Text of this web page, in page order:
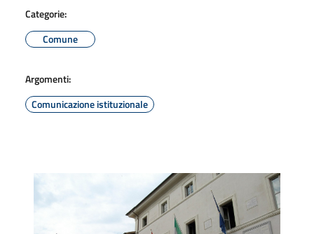
Categorie:
Comune
Argomenti:
Comunicazione istituzionale